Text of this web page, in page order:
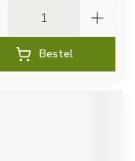
Bestel